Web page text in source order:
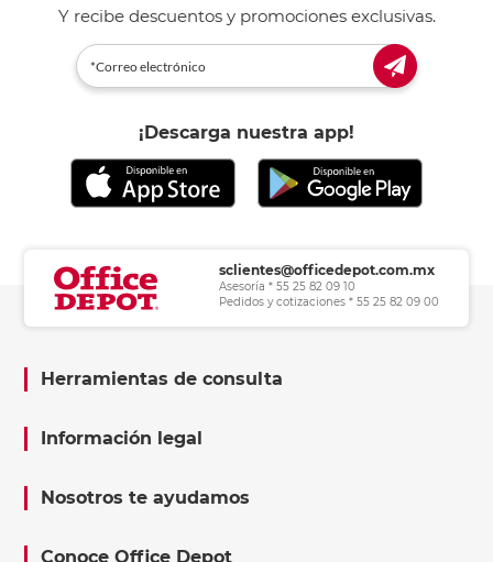
Y recibe descuentos y promociones exclusivas.
¡Descarga nuestra app!
sclientes@officedepot.com.mx
Asesoría * 55 25 82 09 10
Pedidos y cotizaciones * 55 25 82 09 00
Herramientas de consulta
Información legal
Nosotros te ayudamos
Conoce Office Depot